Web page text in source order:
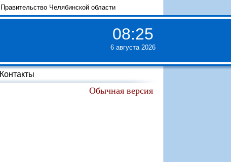
Правительство Челябинской области
08:25
6 августа 2026
Контакты
Обычная версия